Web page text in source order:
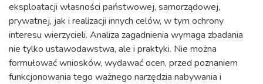
eksploatacji własności państwowej, samorządowej,
prywatnej, jak i realizacji innych celów, w tym ochrony
interesu wierzycieli. Analiza zagadnienia wymaga zbadania
nie tylko ustawodawstwa, ale i praktyki. Nie można
formułować wniosków, wydawać ocen, przed poznaniem
funkcjonowania tego ważnego narzędzia nabywania i